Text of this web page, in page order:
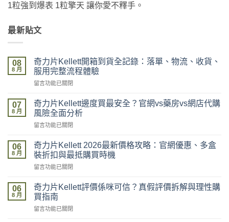
1粒強到爆表 1粒擎天 讓你愛不釋手。
最新貼文
08
8 月
奇力片Kellett開箱到貨全記錄：落單、物流、收貨、
服用完整流程體驗
在
力
片
Kellett
開
到
貨
全
記
落
單、
流、
留言功能已關閉
07
8 月
奇力片Kellett邊度買最安全？官網vs藥房vs網店代購
風險全面分析
在
力
片
Kellett
邊
買
最
安
全？
留言功能已關閉
06
8 月
奇力片Kellett 2026最新價格攻略：官網優惠、多盒
裝折扣與最抵購買時機
在
力
片
Kellett
2026
留言功能已關閉
06
8 月
奇力片Kellett評價係咪可信？真假評價拆解與理性購
買指南
在
留言功能已關閉